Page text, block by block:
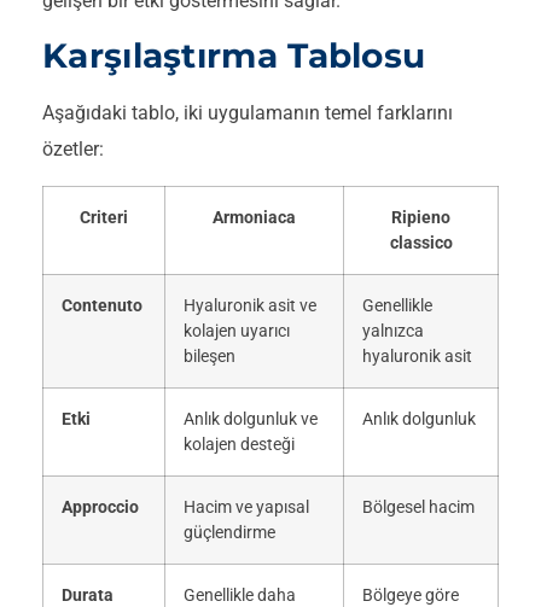
Karşılaştırma Tablosu
Aşağıdaki tablo, iki uygulamanın temel farklarını
özetler:
Criteri Armoniaca
Ripieno
classico
Contenuto
Hyaluronik asit ve
kolajen uyarıcı
bileşen
Genellikle
yalnızca
hyaluronik asit
Etki
Anlık dolgunluk ve
kolajen desteği
Anlık dolgunluk
Approccio
Hacim ve yapısal
güçlendirme
Bölgesel hacim
Durata
Genellikle daha
Bölgeye göre